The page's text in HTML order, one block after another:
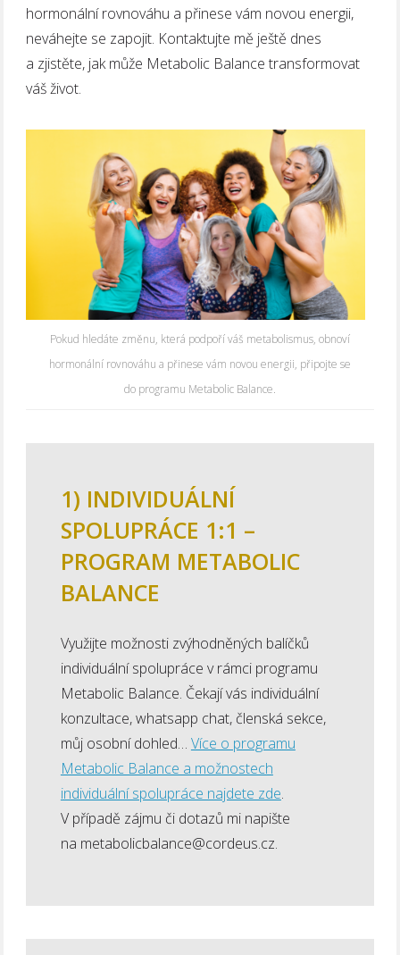
hormonální rovnováhu a přinese vám novou energii,
neváhejte se zapojit. Kontaktujte mě ještě dnes
a zjistěte, jak může Metabolic Balance transformovat
váš život.
Pokud hledáte změnu, která podpoří váš metabolismus, obnoví
hormonální rovnováhu a přinese vám novou energii, připojte se
do programu Metabolic Balance.
1) INDIVIDUÁLNÍ
SPOLUPRÁCE 1:1 –
PROGRAM METABOLIC
BALANCE
Využijte možnosti zvýhodněných balíčků
individuální spolupráce v rámci programu
Metabolic Balance. Čekají vás individuální
konzultace, whatsapp chat, členská sekce,
můj osobní dohled… Více o programu
Metabolic Balance a možnostech
individuální spolupráce najdete zde.
V případě zájmu či dotazů mi napište
na metabolicbalance@cordeus.cz.